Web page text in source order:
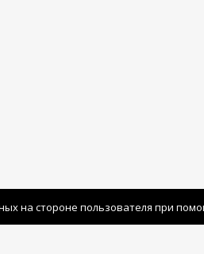
на стороне пользователя при